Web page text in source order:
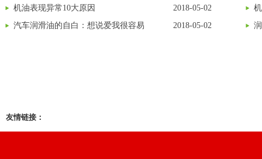
2018-05-02
机油表现异常10大原因
2018-05-02
汽车润滑油的自白：想说爱我很容易
友情链接：